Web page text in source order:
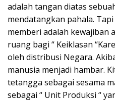
adalah tangan diatas
mendatangkan pahala.
memberi adalah kewajiban
ruang bagi “ Keiklasan
oleh distribusi Negara.
manusia menjadi hambar.
tetangga sebagai sesama
sebagai “ Unit Produksi “